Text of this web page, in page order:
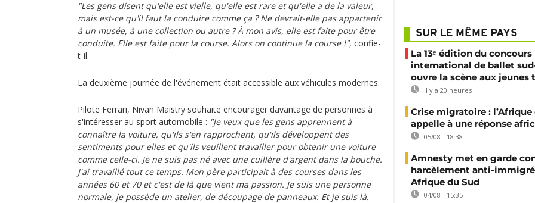
"Les gens disent qu'elle est vielle, qu'elle est rare et qu'elle a de la valeur,
mais est-ce qu'il faut la conduire comme ça ? Ne devrait-elle pas appartenir
à un musée, à une collection ou autre ? À mon avis, elle est faite pour être
conduite. Elle est faite pour la course. Alors on continue la course !", confie-
t-il.
La deuxième journée de l'événement était accessible aux véhicules modernes.
Pilote Ferrari, Nivan Maistry souhaite encourager davantage de personnes à
s'intéresser au sport automobile : "Je veux que les gens apprennent à
connaître la voiture, qu'ils s'en rapprochent, qu'ils développent des
sentiments pour elles et qu'ils veuillent travailler pour obtenir une voiture
comme celle-ci. Je ne suis pas né avec une cuillère d'argent dans la bouche.
J'ai travaillé tout ce temps. Mon père participait à des courses dans les
années 60 et 70 et c'est de là que vient ma passion. Je suis une personne
normale, je possède un atelier, de découpage de panneaux. Et je suis là.
SUR LE MÊME PAYS
La 13ᵉ édition du concours
international de ballet
ouvre la scène aux jeunes
Il y a 20 heures
Crise migratoire : l’Afrique
appelle à une réponse
05/08 - 18:38
Amnesty met en garde
harcèlement anti-
Afrique du Sud
04/08 - 15:35